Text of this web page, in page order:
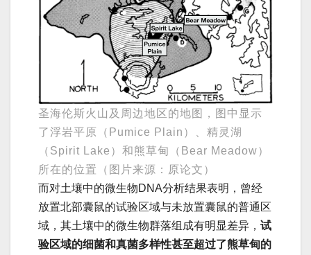
圣海伦斯火山及周边地区的地图，图中显示
了浮岩平原（Pumice Plain）、精灵湖
（Spirit Lake）和熊草甸（Bear Meadow）
所在的位置（图片来源：原论文）
而对土壤中的微生物DNA分析结果表明，曾经
放置北部囊鼠的试验区域与未放置囊鼠的普通区
域，其土壤中的微生物群落组成有明显差异， 试
验区域的细菌和真菌多样性甚至超过了熊草甸的